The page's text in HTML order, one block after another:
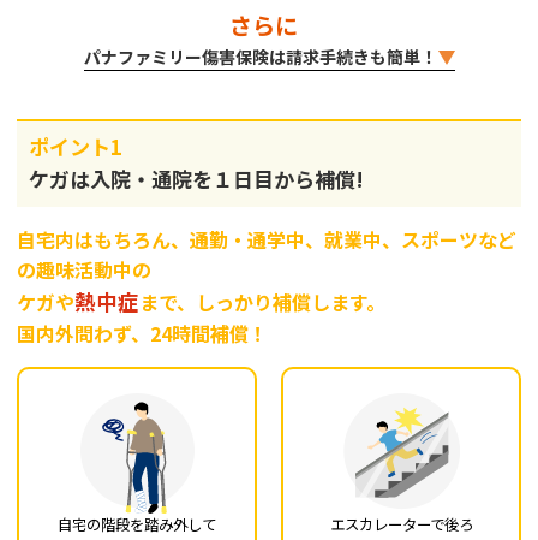
さらに
パナファミリー傷害保険は請求手続きも簡単！
ポイント1
ケガは入院・通院を１日目から補償!
自宅内はもちろん、通勤・通学中、就業中、スポーツなど
の趣味活動中の
ケガや熱中症まで、しっかり補償します。
国内外問わず、24時間補償！
自宅の階段を踏み外して
エスカレーターで後ろ